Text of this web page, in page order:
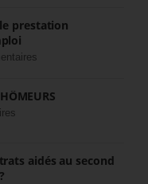
prestation
aidés au second